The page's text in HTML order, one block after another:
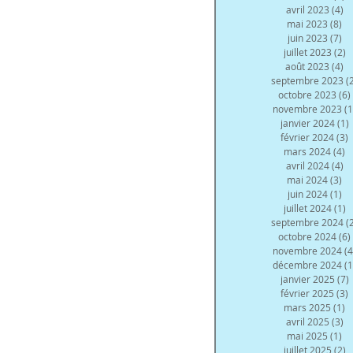
avril 2023 (4)
mai 2023 (8)
juin 2023 (7)
juillet 2023 (2)
août 2023 (4)
septembre 2023
octobre 2023 (6)
novembre 2023
janvier 2024 (1)
février 2024(3)
mars 2024(4)
avril 2024 (4)
mai 2024(3)
juin 2024 (1)
juillet 2024 (1)
septembre 2024
octobre 2024(6)
novembre 2024
décembre 2024
janvier 2025 (7)
février 2025 (3)
mars 2025 (1)
avril 2025 (3)
mai 2025 (1)
juillet 2025 (2)